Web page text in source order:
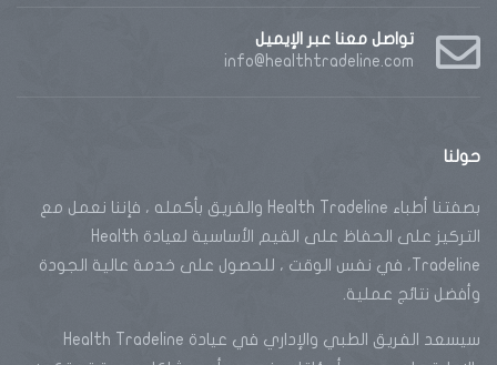
تواصل معنا عبر الإيميل
info@healthtradeline.com
حولنا
بصفتنا أطباء Health Tradeline والفريق بأكمله ، فإننا نعمل مع
التركيز على الحفاظ على القيم الأساسية لعيادة Health
Tradeline، في نفس الوقت ، للحصول على خدمة عالية الجودة
وأفضل نتائج عملية.
سيسعد الفريق الطبي والإداري في عيادة Health Tradeline